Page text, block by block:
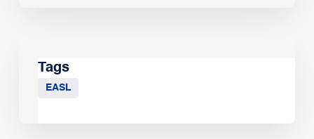
Tags
EASL